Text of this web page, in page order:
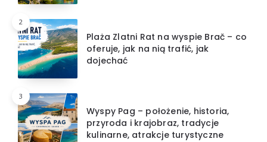
2
Plaża Zlatni Rat na wyspie Brač – co
oferuje, jak na nią trafić, jak
dojechać
3
Wyspy Pag – położenie, historia,
przyroda i krajobraz, tradycje
kulinarne, atrakcje turystyczne